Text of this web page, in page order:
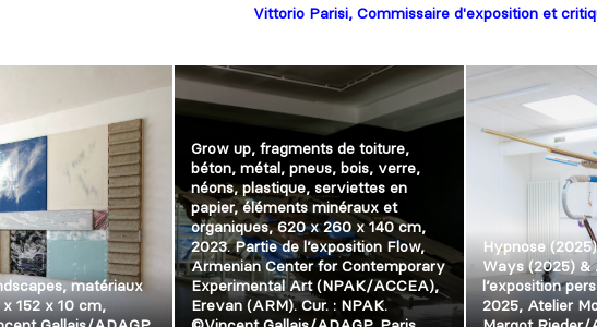
Vittorio Parisi, Commissaire d'exposition et
matériaux
152 x 10 cm,
Grow up, fragments de toiture,
béton, métal, pneus, bois, verre,
néons, plastique, serviettes en
papier, éléments minéraux et
organiques, 620 x 260 x 140 cm,
2023. Partie de l’exposition Flow,
Armenian Center for Contemporary
Experimental Art (NPAK/ACCEA),
Erevan (ARM). Cur. : NPAK.
Hypnose
Ways (2025) &
l’exposition
2025, Atelier